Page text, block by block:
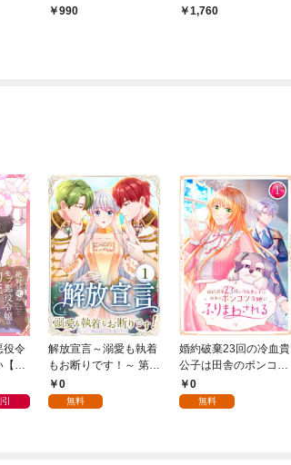
l.795
990
l.904
1,760
役令
単
解放宣言～溺愛も執着
もお断りです！～ 第1
話0
無料
婚約破棄23回の冷血貴
公子は田舎のポンコツ
令嬢にふりまわされる
1話
0
無料